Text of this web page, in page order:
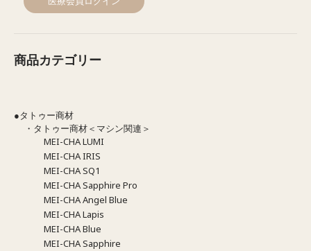
商品カテゴリー
●タトゥー商材
・タトゥー商材＜マシン関連＞
MEI-CHA LUMI
MEI-CHA IRIS
MEI-CHA SQ1
MEI-CHA Sapphire Pro
MEI-CHA Angel Blue
MEI-CHA Lapis
MEI-CHA Blue
MEI-CHA Sapphire